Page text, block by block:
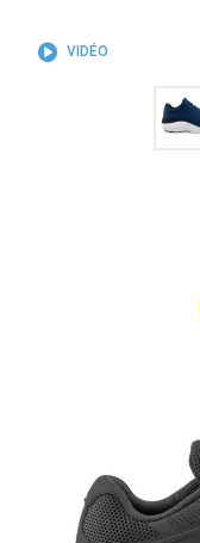
VIDÉO